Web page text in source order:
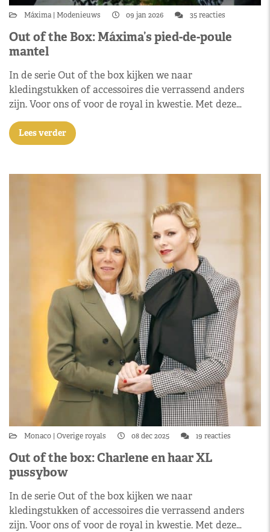
Máxima Modenieuws 09 jan 2026 35 reacties
Out of the Box: Máxima’s pied-de-poule
mantel
In de serie Out of the box kijken we naar
kledingstukken of accessoires die verrassend anders
zijn. Voor ons of voor de royal in kwestie. Met deze…
Lees verder
Monaco Overige royals 08 dec 2025 19 reacties
Out of the box: Charlene en haar XL
pussybow
In de serie Out of the box kijken we naar
kledingstukken of accessoires die verrassend anders
zijn. Voor ons of voor de royal in kwestie. Met deze…